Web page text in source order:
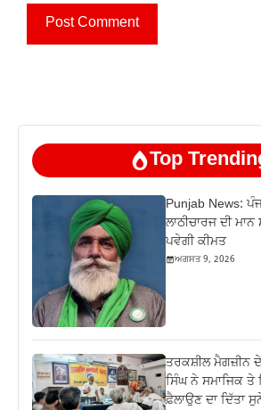
Top
Punjab News:
ਲਾਠੀਚਾਰਜ ਦੀ
ਪਵੇਗੀ ਕੀਮਤ
ਅਗਸਤ 9, 2026
ਤਰਕਸ਼ੀਲ ਮੈਗਜ਼ੀਨ
ਸਿੰਘ ਨੇ ਸਮਾਜਿਕ
ਫ਼ੈਲਾਉਣ ਦਾ ਦਿੱਤਾ